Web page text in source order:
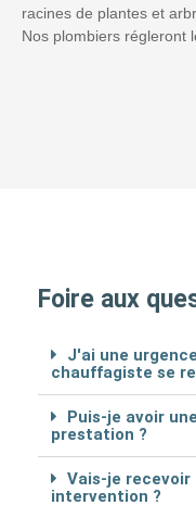
racines de plantes et
Nos plombiers régleront
Foire aux
J'ai une
chauffagiste se
Puis-je avoir
prestation ?
Vais-je
intervention ?